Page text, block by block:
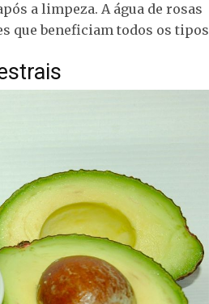
a limpeza. A água de rosas
que beneficiam todos os tipos